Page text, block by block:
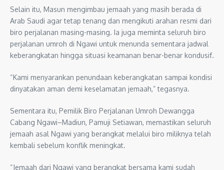
Selain itu, Masun mengimbau jemaah yang masih berada di
Arab Saudi agar tetap tenang dan mengikuti arahan resmi dari
biro perjalanan masing-masing. Ia juga meminta seluruh biro
perjalanan umroh di Ngawi untuk menunda sementara jadwal
keberangkatan hingga situasi keamanan benar-benar kondusif.
“Kami menyarankan penundaan keberangkatan sampai kondisi
dinyatakan aman demi keselamatan jemaah,” tegasnya.
Sementara itu, Pemilik Biro Perjalanan Umroh Dewangga
Cabang Ngawi–Madiun, Pamuji Setiawan, memastikan seluruh
jemaah asal Ngawi yang berangkat melalui biro miliknya telah
kembali sebelum konflik meningkat.
“Jemaah dari Ngawi yang berangkat bersama kami sudah